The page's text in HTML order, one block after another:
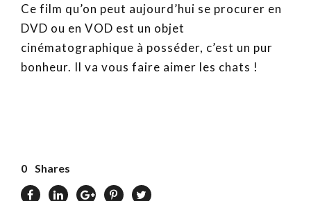
Ce film qu’on peut aujourd’hui se procurer en
DVD ou en VOD est un objet
cinématographique à posséder, c’est un pur
bonheur. Il va vous faire aimer les chats !
0 Shares